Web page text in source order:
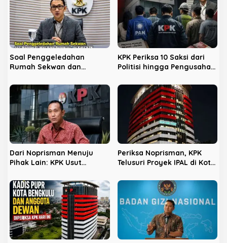
i
p
o
s
Soal Penggeledahan
Rumah Sekwan dan
Bengkulu, Ini Kata KPK
KPK Periksa 10 Saksi dari
Politisi hingga Pengusaha
Dari Noprisman Menuju
Pihak Lain: KPK Usut
Proyek di Pemkot Bengkulu
Periksa Noprisman, KPK
Telusuri Proyek IPAL di Kota